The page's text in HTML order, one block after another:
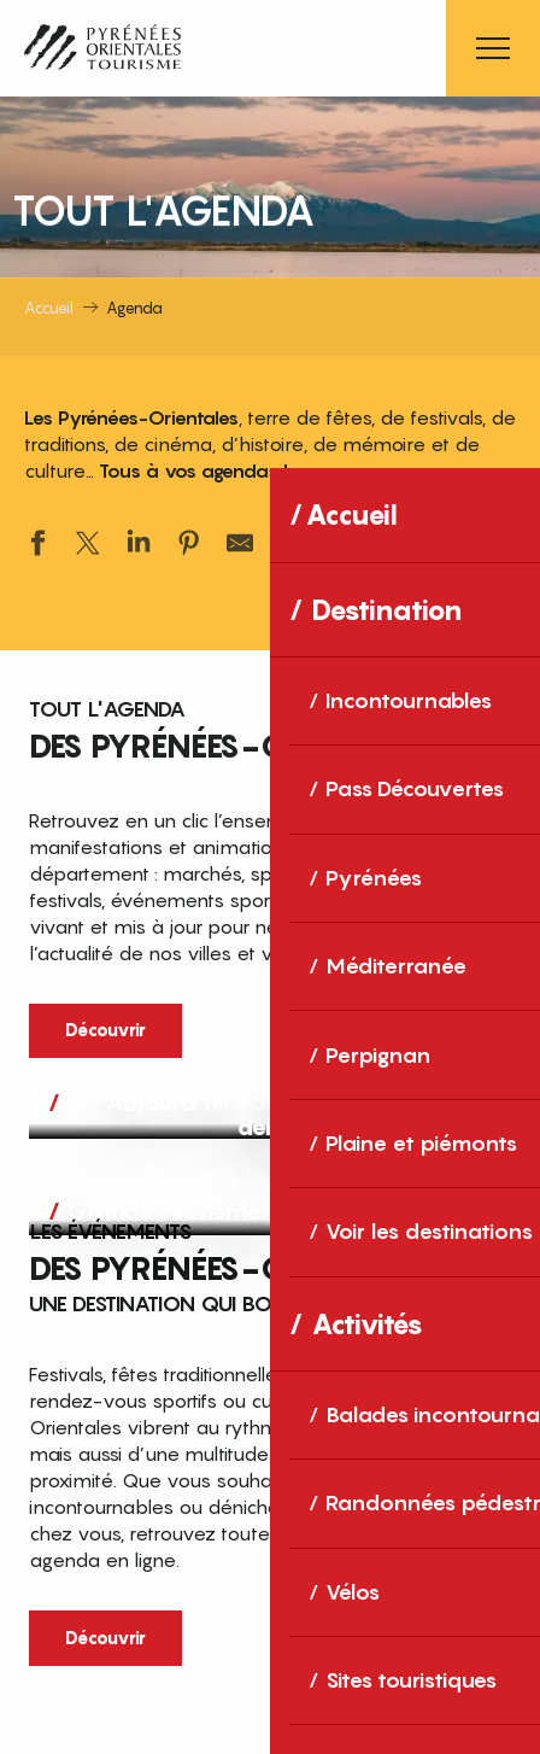
contenu
principal
Accueil
Destination
Incontournables
Pass Découvertes
Pyrénées
Méditerranée
Perpignan
Plaine et piémonts
Voir les destinations
Activités
Balades
Randonnées
Vélos
Sites touristiques
TOUT L'AGENDA
Accueil Agenda
Les Pyrénées-Orientales , terre de fêtes, de festivals, de
traditions, de cinéma, d’histoire, de mémoire et de
culture… Tous à vos agendas !
TOUT L'AGENDA
DES PYRÉNÉES-ORIENTALES
Retrouvez en un clic l’ensemble des fêtes,
manifestations et animations recensées dans le
département : marchés, spectacles, expositions,
festivals, événements sportifs et culturels… un agenda
vivant et mis à jour pour ne rien manquer de
l’actualité de nos villes et villages.
Découvrir
Aujourd’hui, demain et après-
demain
Grands événements
LES ÉVÉNEMENTS
DES PYRÉNÉES-ORIENTALES
UNE DESTINATION QUI BOUGE TOUTE L’ANNÉE
Festivals, fêtes traditionnelles, concerts, expositions,
rendez-vous sportifs ou culturels… les Pyrénées-
Orientales vibrent au rythme de grands temps forts
mais aussi d’une multitude d’événements de
proximité. Que vous souhaitiez vivre les
incontournables ou dénicher des sorties près de
chez vous, retrouvez toutes les infos dans notre
agenda en ligne.
Découvrir
Top des événements et sorties
en famille
cet été dans les Pyrénées-Orientales
Entre mer Méditerranée, villages de
caractère et grands espaces naturels, les
Pyrénées-Orientales sont une destination
idéale pour partager des moments en
famille tout au long...